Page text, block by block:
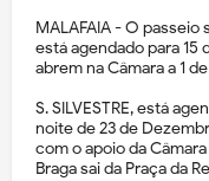
MALAFAIA - O passeio
está agendado para 15
abrem na Câmara a 1
S. SILVESTRE, está
noite de 23 de
com o apoio da
Braga sai da Praça da